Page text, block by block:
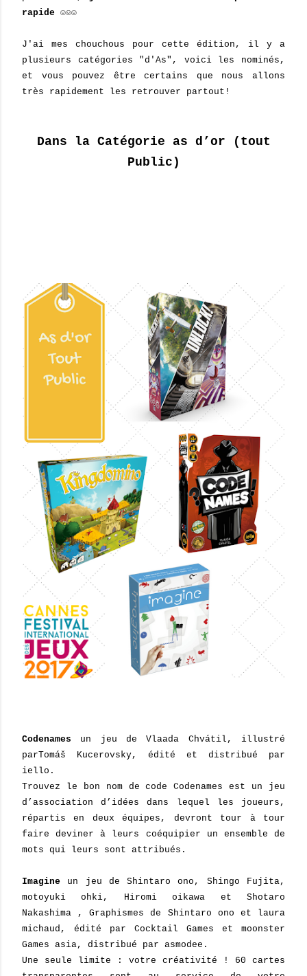
rapide ☺☺☺
J'ai mes chouchous pour cette édition, il y a
plusieurs catégories "d'As", voici les nominés,
et vous pouvez être certains que nous allons
très rapidement les retrouver partout!
Dans la Catégorie as d’or (tout
Public)
Codenames un jeu de Vlaada Chvátil, illustré
parTomáš Kucerovsky, édité et distribué par
iello.
Trouvez le bon nom de code Codenames est un jeu
d’association d’idées dans lequel les joueurs,
répartis en deux équipes, devront tour à tour
faire deviner à leurs coéquipier un ensemble de
mots qui leurs sont attribués.
Imagine un jeu de Shintaro ono, Shingo Fujita,
motoyuki ohki, Hiromi oikawa et Shotaro
Nakashima , Graphismes de Shintaro ono et laura
michaud, édité par Cocktail Games et moonster
Games asia, distribué par asmodee.
Une seule limite : votre créativité ! 60 cartes